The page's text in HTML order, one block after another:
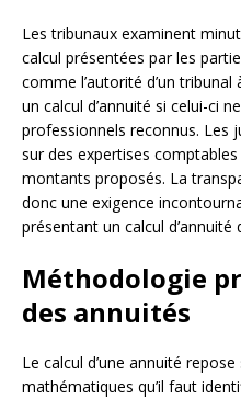
Les tribunaux examinent
calcul présentées par les
comme l’autorité d’un
un calcul d’annuité si celui-ci
professionnels reconnus. Les
sur des expertises
montants proposés. La
donc une exigence
présentant un calcul
Méthodologie
des annuités
Le calcul d’une annuité
mathématiques qu’il faut